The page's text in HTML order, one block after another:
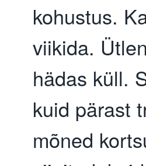
kohustus.
viikida.
hädas küll.
kuid pärast
mõned